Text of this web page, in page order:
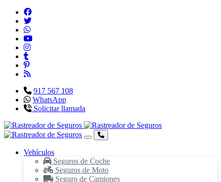
917 567 108
WhatsApp
Solicitar llamada
Vehículos
Seguros de Coche
Seguros de Moto
Seguro de Camiones